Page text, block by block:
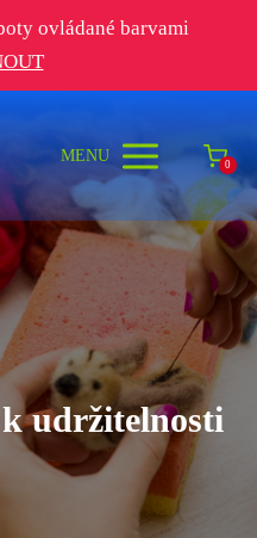
ovládané barvami
MENU 0
udržitelnosti